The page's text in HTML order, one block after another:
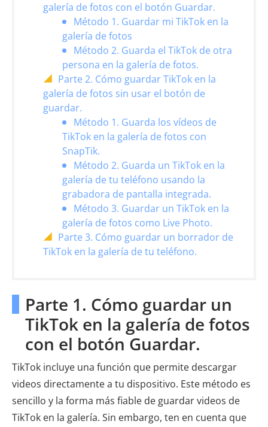
galería de fotos con el botón Guardar.
Método 1. Guardar mi TikTok en la
galería de fotos
Método 2. Guarda el TikTok de otra
persona en la galería de fotos.
Parte 2. Cómo guardar TikTok en la
galería de fotos sin usar el botón de
guardar.
Método 1. Guarda los vídeos de
TikTok en la galería de fotos con
SnapTik.
Método 2. Guarda un TikTok en la
galería de tu teléfono usando la
grabadora de pantalla integrada.
Método 3. Guardar un TikTok en la
galería de fotos como Live Photo.
Parte 3. Cómo guardar un borrador de
TikTok en la galería de tu teléfono.
Parte 1. Cómo guardar un
TikTok en la galería de fotos
con el botón Guardar.
TikTok incluye una función que permite descargar
videos directamente a tu dispositivo. Este método es
sencillo y la forma más fiable de guardar videos de
TikTok en la galería. Sin embargo, ten en cuenta que